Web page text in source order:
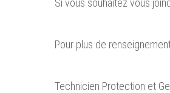
Si vous souhaitez vous
Pour plus de
Technicien Protection et